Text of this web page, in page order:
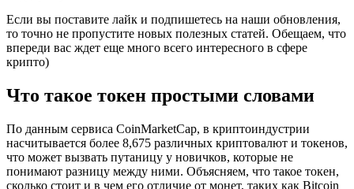
Если вы поставите лайк и подпишетесь на наши обновления,
то точно не пропустите новых полезных статей. Обещаем, что
впереди вас ждет еще много всего интересного в сфере
крипто)
Что такое токен простыми словами
По данным сервиса CoinMarketCap, в криптоиндустрии
насчитывается более 8,675 различных криптовалют и токенов,
что может вызвать путаницу у новичков, которые не
понимают разницу между ними. Объясняем, что такое токен,
сколько стоит и в чем его отличие от монет, таких как Bitcoin